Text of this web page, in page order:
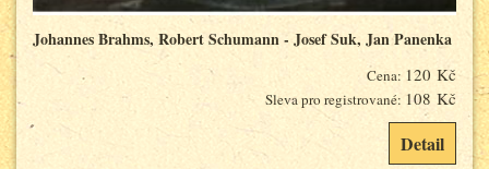
Johannes Brahms, Robert Schumann - Josef Suk, Jan Panenka
Cena: 120 Kč
Sleva pro registrované: 108 Kč
Detail